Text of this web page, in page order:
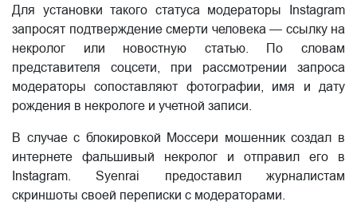
Для установки такого статуса модераторы Instagram
запросят подтверждение смерти человека — ссылку на
некролог или новостную статью. По словам
представителя соцсети, при рассмотрении запроса
модераторы сопоставляют фотографии, имя и дату
рождения в некрологе и учетной записи.
В случае с блокировкой Моссери мошенник создал в
интернете фальшивый некролог и отправил его в
Instagram. Syenrai предоставил журналистам
скриншоты своей переписки с модераторами.